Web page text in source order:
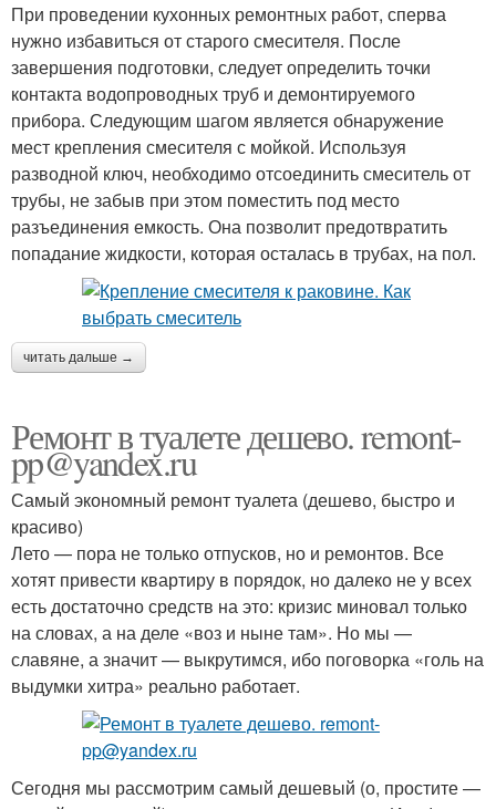
При проведении кухонных ремонтных работ, сперва
нужно избавиться от старого смесителя. После
завершения подготовки, следует определить точки
контакта водопроводных труб и демонтируемого
прибора. Следующим шагом является обнаружение
мест крепления смесителя с мойкой. Используя
разводной ключ, необходимо отсоединить смеситель от
трубы, не забыв при этом поместить под место
разъединения емкость. Она позволит предотвратить
попадание жидкости, которая осталась в трубах, на пол.
читать дальше →
Ремонт в туалете дешево. remont-
pp@yandex.ru
Самый экономный ремонт туалета (дешево, быстро и
красиво)
Лето — пора не только отпусков, но и ремонтов. Все
хотят привести квартиру в порядок, но далеко не у всех
есть достаточно средств на это: кризис миновал только
на словах, а на деле «воз и ныне там». Но мы —
славяне, а значит — выкрутимся, ибо поговорка «голь на
выдумки хитра» реально работает.
Сегодня мы рассмотрим самый дешевый (о, простите —